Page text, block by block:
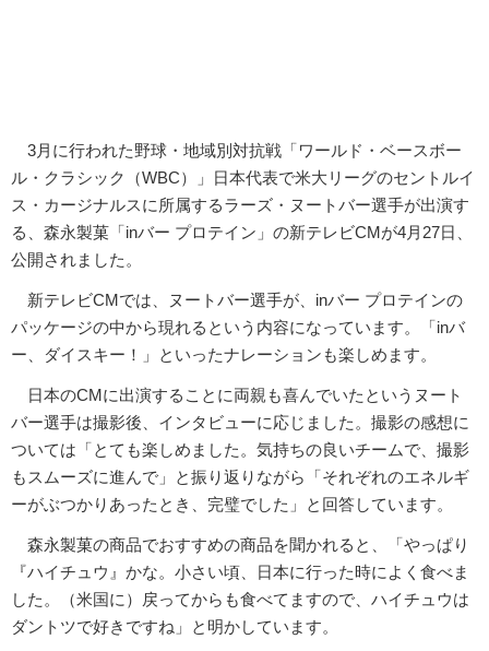
3月に行われた野球・地域別対抗戦「ワールド・ベースボー
ル・クラシック（WBC）」日本代表で米大リーグのセントルイ
ス・カージナルスに所属するラーズ・ヌートバー選手が出演す
る、森永製菓「inバー プロテイン」の新テレビCMが4月27日、
公開されました。
新テレビCMでは、ヌートバー選手が、inバー プロテインの
パッケージの中から現れるという内容になっています。「inバ
ー、ダイスキー！」といったナレーションも楽しめます。
日本のCMに出演することに両親も喜んでいたというヌート
バー選手は撮影後、インタビューに応じました。撮影の感想に
ついては「とても楽しめました。気持ちの良いチームで、撮影
もスムーズに進んで」と振り返りながら「それぞれのエネルギ
ーがぶつかりあったとき、完璧でした」と回答しています。
森永製菓の商品でおすすめの商品を聞かれると、「やっぱり
『ハイチュウ』かな。小さい頃、日本に行った時によく食べま
した。（米国に）戻ってからも食べてますので、ハイチュウは
ダントツで好きですね」と明かしています。